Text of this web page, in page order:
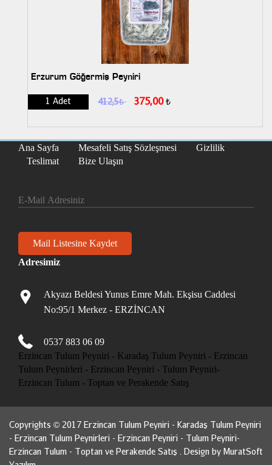
Erzurum Göğermiş Peyniri
1 Adet 412,5₺ 375,00 ₺
Ana Sayfa Mesafeli Satış Sözleşmesi
Gizlilik
Teslimat
Bize Ulaşın
Adresimiz
Akyazı Beldesi Yunus Emre Mah. Ekşisu Caddesi
No:95/1 Merkez - ERZİNCAN
0537 883 06 09
Erzincan Tulum Peyniri - Karadaş Tulum Peyniri - Erzincan
Tulum Peynirleri - Erzincan Peyniri - Tulum Peyniri-
Erzincan Tulum - Toptan ve Perakende Satış
Copyrights © 2017 Erzincan Tulum Peyniri - Karadaş Tulum Peyniri
- Erzincan Tulum Peynirleri - Erzincan Peyniri - Tulum Peyniri-
Erzincan Tulum - Toptan ve Perakende Satış . Design by MuratSoft